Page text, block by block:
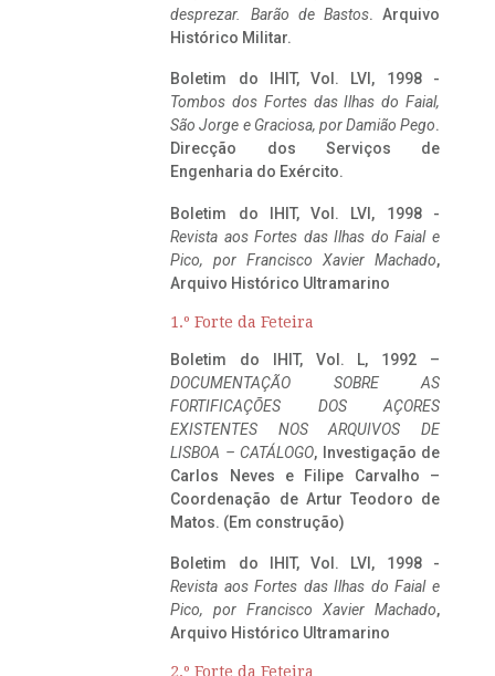
desprezar. Barão de Bastos. Arquivo
Histórico Militar.
Boletim do IHIT, Vol. LVI, 1998 -
Tombos dos Fortes das Ilhas do Faial,
São Jorge e Graciosa, por Damião Pego.
Direcção dos Serviços de
Engenharia do Exército.
Boletim do IHIT, Vol. LVI, 1998 -
Revista aos Fortes das Ilhas do Faial e
Pico, por Francisco Xavier Machado,
Arquivo Histórico Ultramarino
1.º Forte da Feteira
Boletim do IHIT, Vol. L, 1992 –
DOCUMENTAÇÃO SOBRE AS
FORTIFICAÇÕES DOS AÇORES
EXISTENTES NOS ARQUIVOS DE
LISBOA – CATÁLOGO, Investigação de
Carlos Neves e Filipe Carvalho –
Coordenação de Artur Teodoro de
Matos. (Em construção)
Boletim do IHIT, Vol. LVI, 1998 -
Revista aos Fortes das Ilhas do Faial e
Pico, por Francisco Xavier Machado,
Arquivo Histórico Ultramarino
2.º Forte da Feteira